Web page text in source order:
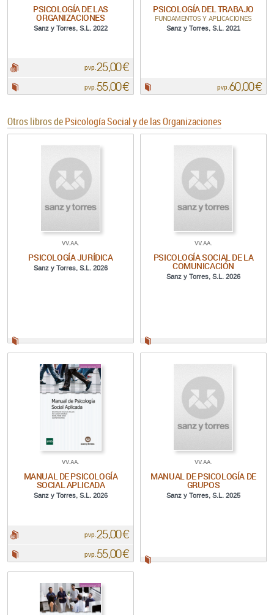
PSICOLOGÍA DE LAS
ORGANIZACIONES
Sanz y Torres, S.L. 2022
pvp. 25,00 €
pvp.55,00 €
PSICOLOGÍA DEL TRABAJO
FUNDAMENTOS Y APLICACIONES
Sanz y Torres, S.L. 2021
pvp.60,00 €
Otros libros dePsicología Social y de las Organizaciones
VV.AA.
PSICOLOGÍA JURÍDICA
Sanz y Torres, S.L. 2026
VV.AA.
PSICOLOGÍA SOCIAL DE LA
COMUNICACIÓN
Sanz y Torres, S.L. 2026
VV.AA.
MANUAL DE PSICOLOGÍA
SOCIAL APLICADA
Sanz y Torres, S.L. 2026
pvp. 25,00 €
pvp.55,00 €
VV.AA.
MANUAL DE PSICOLOGÍA DE
GRUPOS
Sanz y Torres, S.L. 2025